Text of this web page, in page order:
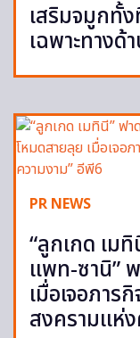
เสริมจมูกทั้
เฉพาะทางด้
PR NEWS
“ลูกเกด เม
แพท-ซานิ”
เมื่อเจอภา
สงครามแห่